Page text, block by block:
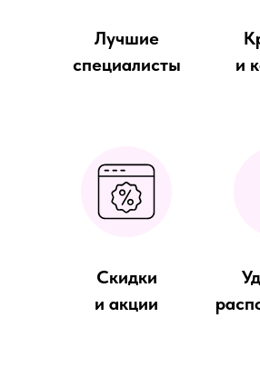
Лучшие
специалисты
и
Скидки
и акции